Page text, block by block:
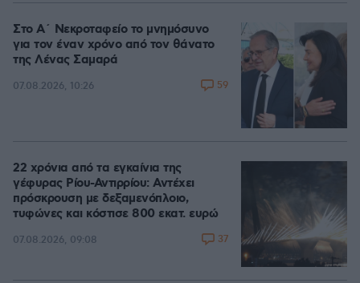
Στο Α΄ Νεκροταφείο το μνημόσυνο
για τον έναν χρόνο από τον θάνατο
της Λένας Σαμαρά
07.08.2026, 10:26 59
22 χρόνια από τα εγκαίνια της
γέφυρας Ρίου-Αντιρρίου: Αντέχει
πρόσκρουση με δεξαμενόπλοιο,
τυφώνες και κόστισε 800 εκατ. ευρώ
07.08.2026, 09:08 37